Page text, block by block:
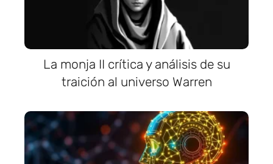
La monja II crítica y análisis de su
traición al universo Warren